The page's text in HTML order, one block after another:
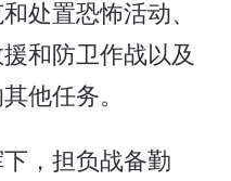
处置恐怖活动、
和防卫作战以及
他任务。
，担负战备勤